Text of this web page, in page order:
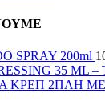
SPRAY 200ml
35 ML –
ΚΡΕΠ 2ΠΛΗ